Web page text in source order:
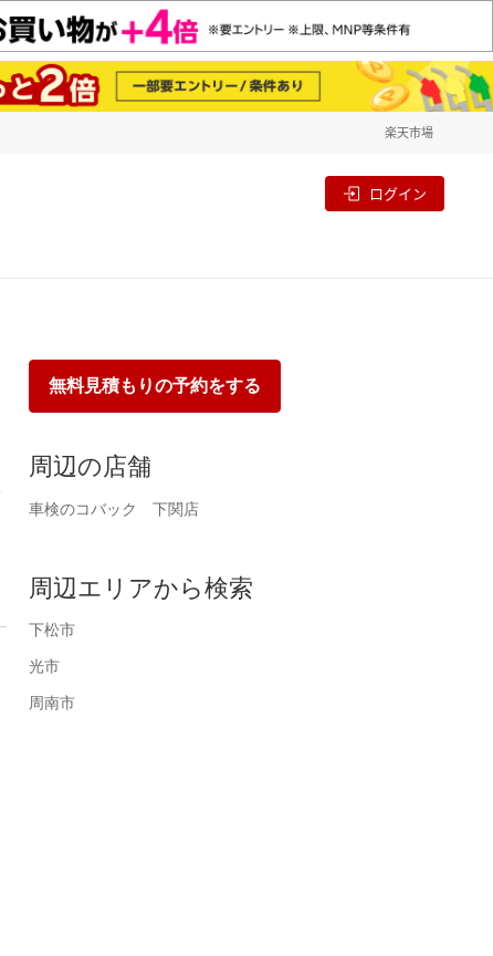
楽天市場
ログイン
無料見積もりの予約をする
周辺の店舗
車検のコバック 下関店
周辺エリアから検索
下松市
光市
周南市